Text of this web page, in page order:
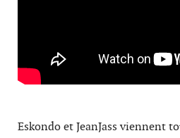
Eskondo et JeanJass viennent